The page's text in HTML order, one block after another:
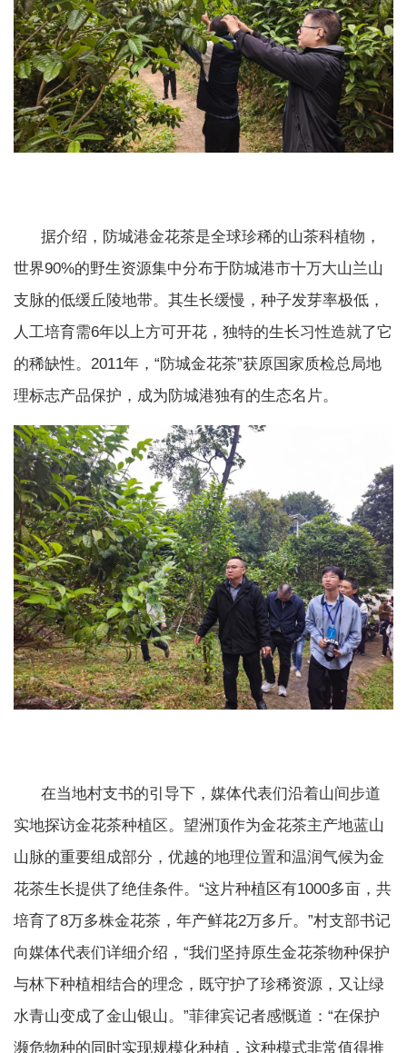
据介绍，防城港金花茶是全球珍稀的山茶科植物，
世界90%的野生资源集中分布于防城港市十万大山兰山
支脉的低缓丘陵地带。其生长缓慢，种子发芽率极低，
人工培育需6年以上方可开花，独特的生长习性造就了它
的稀缺性。2011年，“防城金花茶”获原国家质检总局地
理标志产品保护，成为防城港独有的生态名片。
在当地村支书的引导下，媒体代表们沿着山间步道
实地探访金花茶种植区。望洲顶作为金花茶主产地蓝山
山脉的重要组成部分，优越的地理位置和温润气候为金
花茶生长提供了绝佳条件。“这片种植区有1000多亩，共
培育了8万多株金花茶，年产鲜花2万多斤。”村支部书记
向媒体代表们详细介绍，“我们坚持原生金花茶物种保护
与林下种植相结合的理念，既守护了珍稀资源，又让绿
水青山变成了金山银山。”菲律宾记者感慨道：“在保护
濒危物种的同时实现规模化种植，这种模式非常值得推